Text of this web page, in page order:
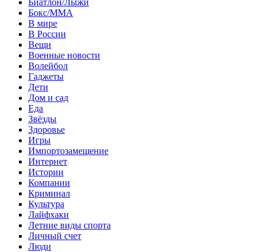
Бокс/MMA
В мире
В России
Вещи
Военные новости
Волейбол
Гаджеты
Дети
Дом и сад
Еда
Звёзды
Здоровье
Игры
Импортозамещение
Интернет
Истории
Компании
Криминал
Культура
Лайфхаки
Летние виды спорта
Личный счет
Люди